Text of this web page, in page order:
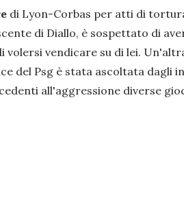
di Lyon-Corbas per atti di
di Diallo, è sospettato di
vendicare su di lei.
del Psg è stata ascoltata dagli
all'aggressione diverse